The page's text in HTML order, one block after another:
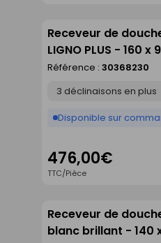
Receveur de
LIGNO PLUS - 160 x
Référence : 30368230
Disponible sur
476,00€
TTC/Pièce
Receveur de
blanc brillant - 140